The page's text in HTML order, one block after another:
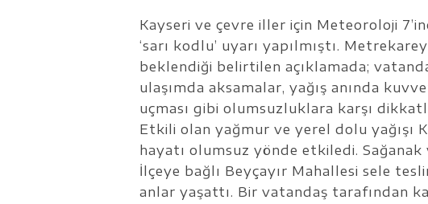
Kayseri ve çevre iller için Meteoroloji
‘sarı kodlu’ uyarı yapılmıştı.
beklendiği belirtilen açıklamada;
ulaşımda aksamalar, yağış anında
uçması gibi olumsuzluklara karşı
Etkili olan yağmur ve yerel dolu yağışı
hayatı olumsuz yönde etkiledi. Sağanak
İlçeye bağlı Beyçayır Mahallesi sele
anlar yaşattı. Bir vatandaş tarafından